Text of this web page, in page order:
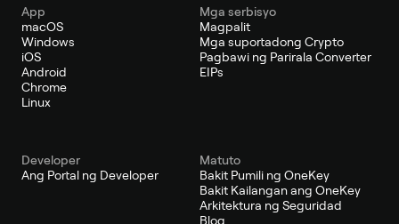
App
macOS
Windows
iOS
Android
Chrome
Linux
Mga serbisyo
Magpalit
Mga suportadong Crypto
Pagbawi ng Parirala Converter
EIPs
Developer
Ang Portal ng Developer
Matuto
Bakit Pumili ng OneKey
Bakit Kailangan ang OneKey
Arkitektura ng Seguridad
Blog